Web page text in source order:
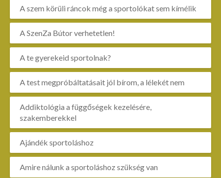
A szem körüli ráncok még a sportolókat sem kímélik
A SzenZa Bútor verhetetlen!
A te gyerekeid sportolnak?
A test megpróbáltatásait jól bírom, a lélekét nem
Addiktológia a függőségek kezelésére,
szakemberekkel
Ajándék sportoláshoz
Amire nálunk a sportoláshoz szükség van